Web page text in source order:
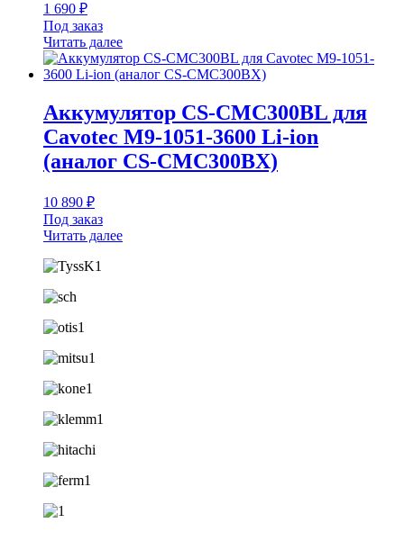
1 690 ₽
Под заказ
Читать далее
Аккумулятор CS-CMC300BL для
Cavotec M9-1051-3600 Li-ion
(аналог CS-CMC300BX)
10 890 ₽
Под заказ
Читать далее